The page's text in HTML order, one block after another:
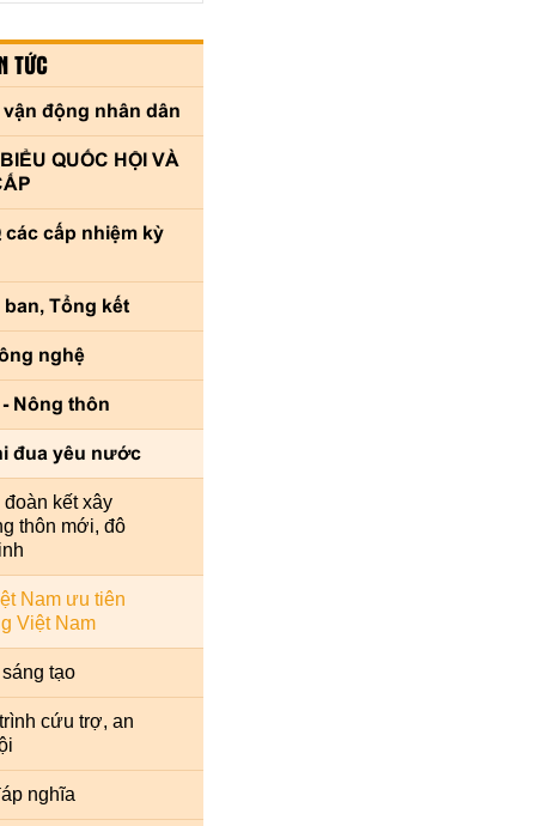
TÂM - SỨC MẠNH ĐẠI ĐOÀN KẾT LÀ MỤC
TỨC
động nhân dân
QUỐC HỘI VÀ
các cấp nhiệm kỳ
Tổng kết
nghệ
Nông thôn
đua yêu nước
đoàn kết xây
thôn mới, đô
Nam ưu tiên
Việt Nam
tạo
cứu trợ, an
nghĩa